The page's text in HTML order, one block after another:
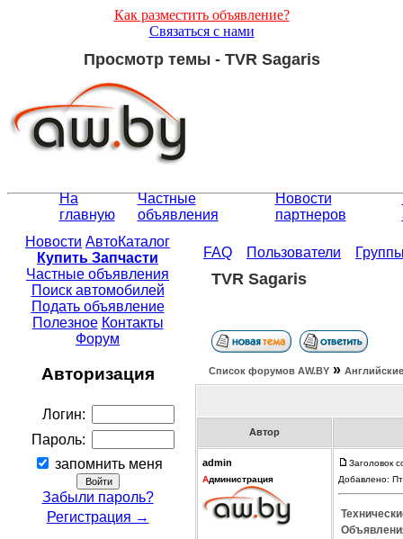
Как разместить объявление?
Связаться с нами
Просмотр темы - TVR Sagaris
На
главную
Частные
объявления
Новости
партнеров
Новости АвтоКаталог
Купить Запчасти
Частные объявления
Поиск автомобилей
Подать объявление
Полезное Контакты
Форум
Авторизация
Логин:
Пароль:
запомнить меня
Забыли пароль?
Регистрация →
FAQ Пользователи
TVR Sagaris
Список форумов АW.BY »
Автор
admin
Администрация
Заголовок
Добавлено: